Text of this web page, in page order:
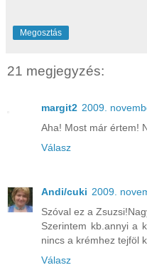
Megosztás
21 megjegyzés:
margit2 2009.
Aha! Most már értem!
Válasz
Andi/cuki 2009.
Szóval ez a
Szerintem kb.annyi a
nincs a krémhez tejföl
Válasz